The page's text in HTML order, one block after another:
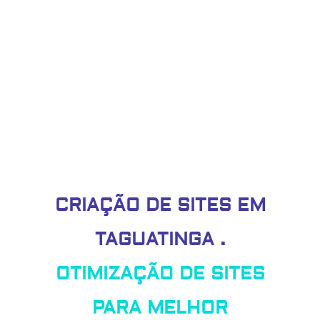
CRIAÇÃO DE SITES EM
TAGUATINGA .
OTIMIZAÇÃO DE SITES
PARA MELHOR